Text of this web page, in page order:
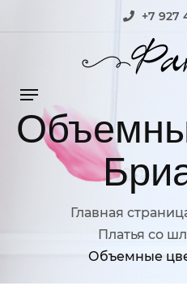
+7 927
Главная
Платья со
Объемные